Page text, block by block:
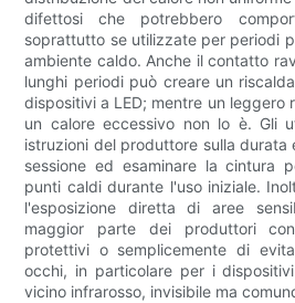
difettosi che potrebbero
soprattutto se utilizzate per periodi
ambiente caldo. Anche il contatto
lunghi periodi può creare un
dispositivi a LED; mentre un leggero
un calore eccessivo non lo è. Gli
istruzioni del produttore sulla durata
sessione ed esaminare la cintura
punti caldi durante l'uso iniziale.
l'esposizione diretta di aree
maggior parte dei produttori
protettivi o semplicemente di
occhi, in particolare per i
vicino infrarosso, invisibile ma